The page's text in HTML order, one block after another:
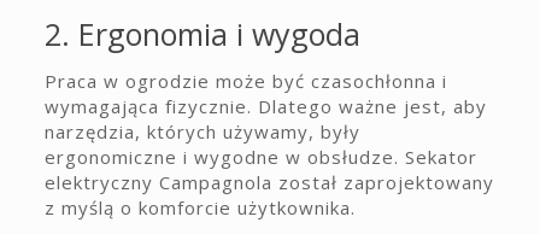
2. Ergonomia i wygoda
Praca w ogrodzie może być czasochłonna i
wymagająca fizycznie. Dlatego ważne jest, aby
narzędzia, których używamy, były
ergonomiczne i wygodne w obsłudze. Sekator
elektryczny Campagnola został zaprojektowany
z myślą o komforcie użytkownika.